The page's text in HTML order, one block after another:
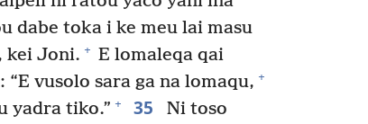
dabe toka i ke meu lai masu
kei Joni. + E lomaleqa qai
vusolo sara ga na lomaqu, +
yadra tiko.” + 35
Ni toso